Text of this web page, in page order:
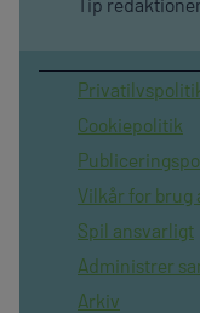
Cookiepolitik
Vilkår for brug
Spil ansvarligt
Administrer
Arkiv